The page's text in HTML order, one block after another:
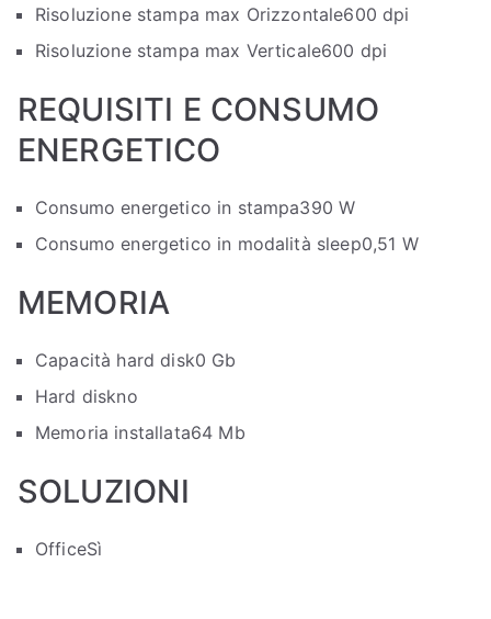
Risoluzione stampa max Orizzontale600 dpi
Risoluzione stampa max Verticale600 dpi
REQUISITI E CONSUMO
ENERGETICO
Consumo energetico in stampa390 W
Consumo energetico in modalità sleep0,51 W
MEMORIA
Capacità hard disk0 Gb
Hard diskno
Memoria installata64 Mb
SOLUZIONI
OfficeSì